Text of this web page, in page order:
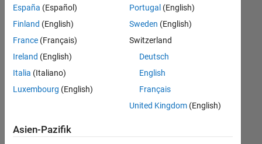
die
Suchkriterien
weiter
fassen
oder
alle
Stellenangebote
anzeigen .
noch
España (Español)
Finland (English)
France (Français)
Ireland (English)
Italia (Italiano)
Luxembourg (English)
Portugal (English)
Sweden (English)
Switzerland
Deutsch
English
Français
United Kingdom(English)
Asien-Pazifik